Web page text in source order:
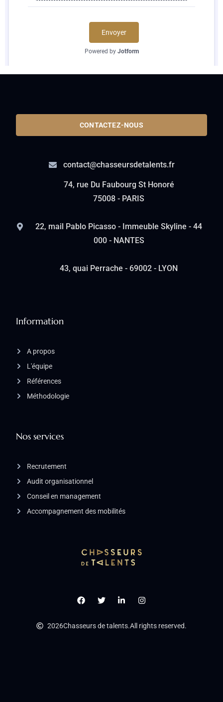
2026Chasseurs de talents.All rights reserved.
Nos services
Recrutement
Audit organisationnel
Conseil en management
Accompagnement des mobilités
Information
A propos
L'équipe
Références
Méthodologie
CONTACTEZ-NOUS
contact@chasseursdetalents.fr
74, rue Du Faubourg St Honoré
75008 - PARIS
22, mail Pablo Picasso - Immeuble Skyline - 44
000 - NANTES
43, quai Perrache - 69002 - LYON